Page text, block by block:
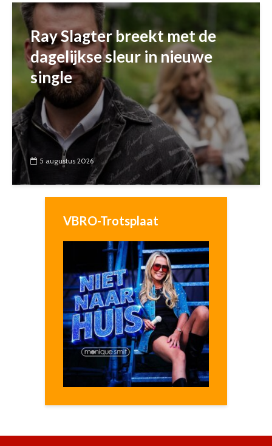
Ray Slagter breekt met de
dagelijkse sleur in nieuwe
single
5 augustus 2026
VBRO-Trotsplaat